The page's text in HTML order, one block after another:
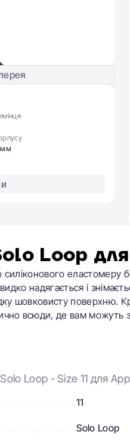
мм
Loop
еластомеру
надягається і
шовковисту поверхню.
всюди, де вам можуть
Loop - Size 11 для
11
Solo Loop